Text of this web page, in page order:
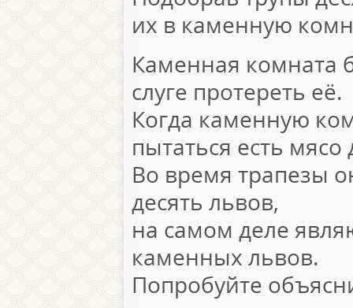
их в каменную
Каменная комната
слуге протереть её.
Когда каменную
пытаться есть
Во время трапезы
десять львов,
на самом деле
каменных львов.
Попробуйте